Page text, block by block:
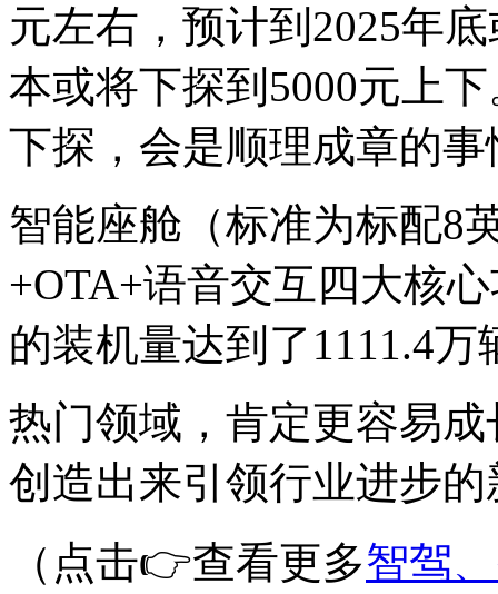
元左右，预计到2025年
本或将下探到5000元上
下探，会是顺理成章的事
智能座舱（标准为标配8
+OTA+语音交互四大核
的装机量达到了1111.4
热门领域，肯定更容易
创造出来引领行业进步
（点击👉查看更多智驾